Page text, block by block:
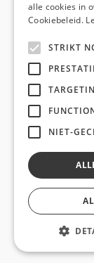
alle cookies in
Cookiebeleid.
STRIKT
NIET-